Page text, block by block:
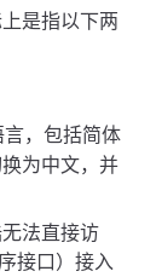
是指以下两
，包括简体
为中文，并
法直接访
接口）接入